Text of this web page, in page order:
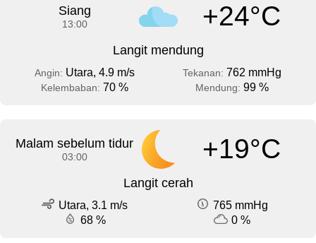
Siang
13:00 +24°C
Langit mendung
Angin: Utara, 4.9 m/s Tekanan: 762 mmHg
Kelembaban: 70 % Mendung: 99 %
Malam sebelum tidur
03:00 +19°C
Langit cerah
Utara, 3.1 m/s
765 mmHg
68 %
0 %